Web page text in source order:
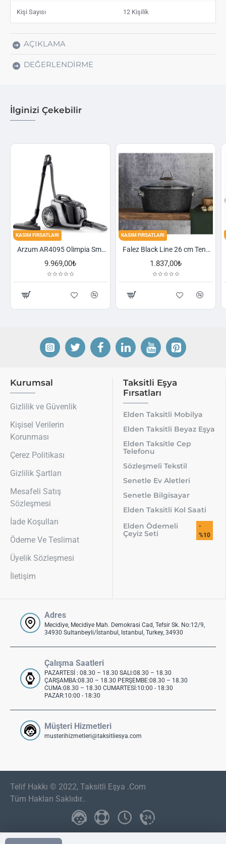
Kişi Sayısı 12 Kişilik
AÇIKLAMA
DEĞERLENDIRME
İlginizi Çekebilir
Arzum AR4095 Olimpia Smart Cyclone Filtreli Süpürge - Füme
KASIM FIRSATLARI
Falez Black Line 26 cm Tencere
KASIM
Kurumsal
Gizlilik ve Güvenlik
Kişisel Verilerin
Korunması
Çerez Politikası
Gizlilik Şartları
Mesafeli Satış
Sözleşmesi
İade Koşulları
Ödeme Ve Teslimat
Üyelik Sözleşmesi
İletişim
Taksitli Eşya
Fırsatları
Elden Taksitli Mobilya
Elden Taksitli Beyaz Eşya
Elden Taksitle Cep
Telefonu
Sözleşmeli Tekstil
Senetle Ev Aletleri
Senetle Bilgisayar
Elden Taksitli Kol Saati
Elden Ödemeli
Çeyiz Seti
-
%10
Adres
Mecidiye, Mecidiye Mah. Demokrasi Cad, Tefsir Sk. No:12/9,
34930 Sultanbeyli/İstanbul, Istanbul, Turkey, 34930
Çalışma Saatleri
PAZARTESİ : 08.30 – 18.30 SALI:08.30 – 18.30
ÇARŞAMBA:08.30 – 18.30 PERŞEMBE:08.30 – 18.30
CUMA:08.30 – 18.30 CUMARTESİ:10:00 - 18:30
PAZAR:10:00 - 18:30
Müşteri Hizmetleri
musterihizmetleri@taksitliesya.com
Telif Hakkı © 2022, Taksitli Eşya .Com
Tüm Hakları Saklıdır..